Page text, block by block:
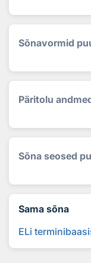
Sõnavormid
Päritolu
Sõna seosed
Sama sõna
ELi